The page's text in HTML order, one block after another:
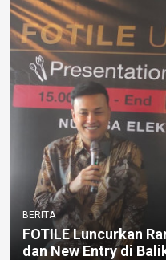
BERITA
FOTILE Luncurkan
dan New Entry di